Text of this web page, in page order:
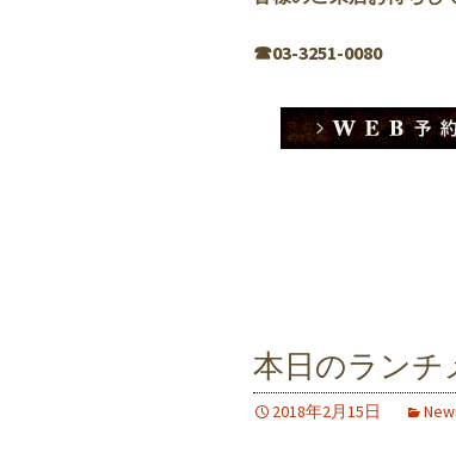
☎︎03-3251-0080
本日のランチ
2018年2月15日